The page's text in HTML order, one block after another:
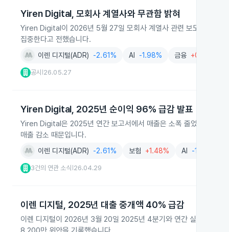
Yiren Digital, 모회사 계열사와 무관함 밝혀
Yiren Digital이 2026년 5월 27일 모회사 계열사 관련 보도에 대해
집중한다고 전했습니다.
이렌 디지털(ADR) -2.61% AI -1.98% 금융 +0.52%
공시 26.05.27
Yiren Digital, 2025년 순이익 96% 급감 발표
Yiren Digital은 2025년 연간 보고서에서 매출은 소폭 줄었지만 순
매출 감소 때문입니다.
이렌 디지털(ADR) -2.61% 보험 +1.48% AI -1.98%
3건의 연관 소식 26.04.29
이렌 디지털, 2025년 대출 중개액 40% 급감
이렌 디지털이 2026년 3월 20일 2025년 4분기와 연간 실적을 공